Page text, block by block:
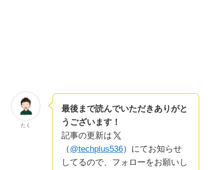
たく
最後まで読んでいただきありがと
うございます！
記事の更新は
（@techplus536）にてお知らせ
してるので、フォローをお願いし